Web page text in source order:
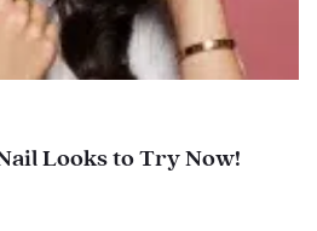
Looks to Try Now!